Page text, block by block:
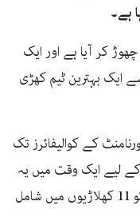
ہے۔
کر آیا ہے اور ایک
سے ایک بہترین ٹیم کھڑی
کے کوالیفائرز تک
لیے ایک وقت میں یہ
فیصلہ کرنا مشکل ہو گیا کہ آخر وہ کس کو 11 کھلاڑیوں میں شامل